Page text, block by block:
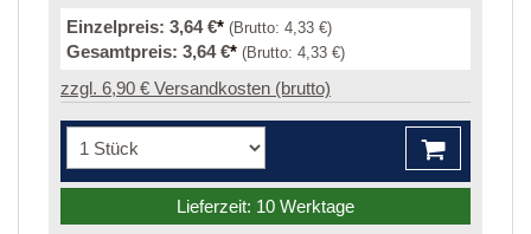
Einzelpreis: 3,64 €* (Brutto: 4,33 €)
Gesamtpreis: 3,64 €* (Brutto: 4,33 €)
zzgl. 6,90 € Versandkosten (brutto)
Lieferzeit: 10 Werktage